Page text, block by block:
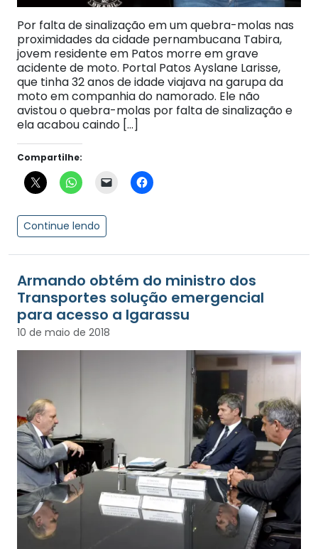
Por falta de sinalização em um quebra-molas nas
proximidades da cidade pernambucana Tabira,
jovem residente em Patos morre em grave
acidente de moto. Portal Patos Ayslane Larisse,
que tinha 32 anos de idade viajava na garupa da
moto em companhia do namorado. Ele não
avistou o quebra-molas por falta de sinalização e
ela acabou caindo […]
Compartilhe:
Continue lendo
Armando obtém do ministro dos
Transportes solução emergencial
para acesso a Igarassu
10 de maio de 2018